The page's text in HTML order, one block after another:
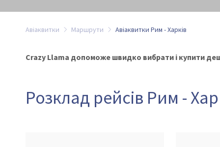
Авіаквитки Маршрути Авіаквитки Рим - Харків
Crazy Llama допоможе швидко вибрати і купити
Розклад рейсів Рим -